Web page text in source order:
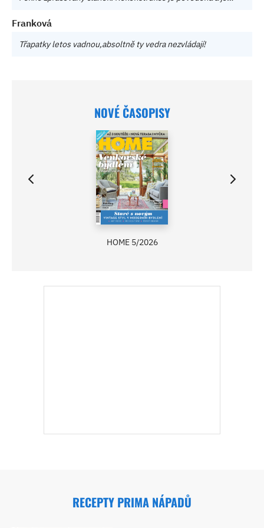
Franková
Třapatky letos vadnou,absoltně ty vedra nezvládají!
NOVÉ ČASOPISY
HOME 5/2026
RECEPTY PRIMA NÁPADŮ